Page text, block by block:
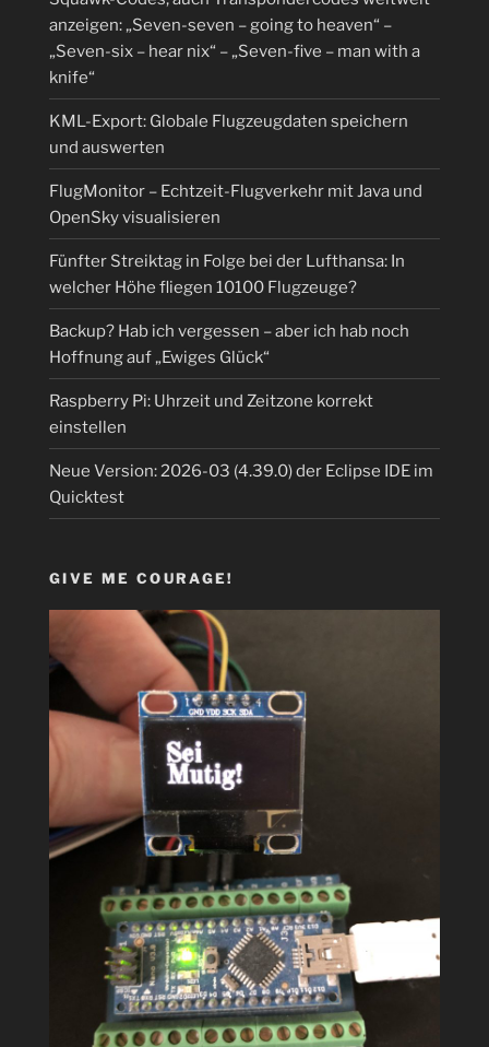
anzeigen: „Seven-seven – going to heaven“ –
„Seven-six – hear nix“ – „Seven-five – man with a
knife“
KML-Export: Globale Flugzeugdaten speichern
und auswerten
FlugMonitor – Echtzeit-Flugverkehr mit Java und
OpenSky visualisieren
Fünfter Streiktag in Folge bei der Lufthansa: In
welcher Höhe fliegen 10100 Flugzeuge?
Backup? Hab ich vergessen – aber ich hab noch
Hoffnung auf „Ewiges Glück“
Raspberry Pi: Uhrzeit und Zeitzone korrekt
einstellen
Neue Version: 2026-03 (4.39.0) der Eclipse IDE im
Quicktest
GIVE ME COURAGE!